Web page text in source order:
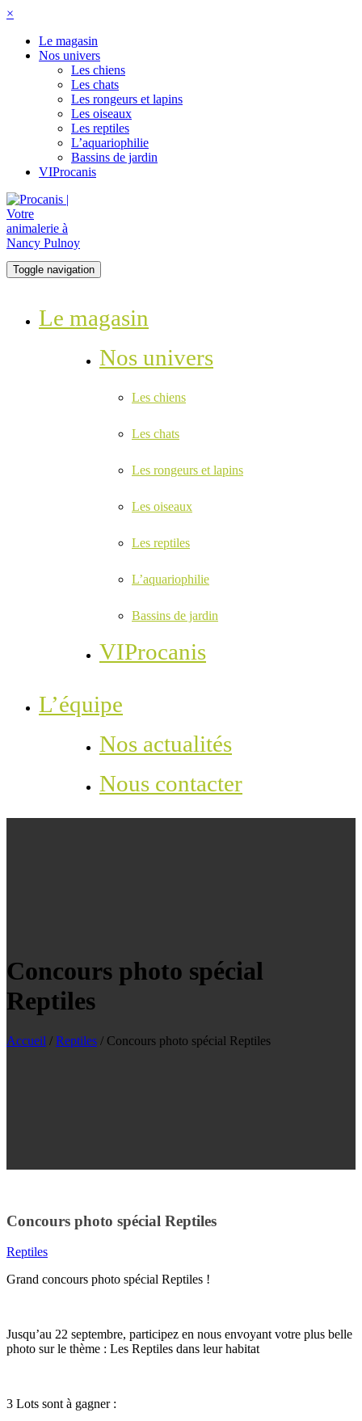
×
Le magasin
Nos univers
Les chiens
Les chats
Les rongeurs et lapins
Les oiseaux
Les reptiles
L’aquariophilie
Bassins de jardin
VIProcanis
Toggle navigation
Le magasin
Nos univers
Les chiens
Les chats
Les rongeurs et lapins
Les oiseaux
Les reptiles
L’aquariophilie
Bassins de jardin
VIProcanis
L’équipe
Nos actualités
Nous contacter
Concours photo spécial
Reptiles
Accueil / Reptiles / Concours photo spécial Reptiles
Concours photo spécial Reptiles
Reptiles
Grand concours photo spécial Reptiles !
Jusqu’au 22 septembre, participez en nous envoyant votre plus belle
photo sur le thème : Les Reptiles dans leur habitat
3 Lots sont à gagner :